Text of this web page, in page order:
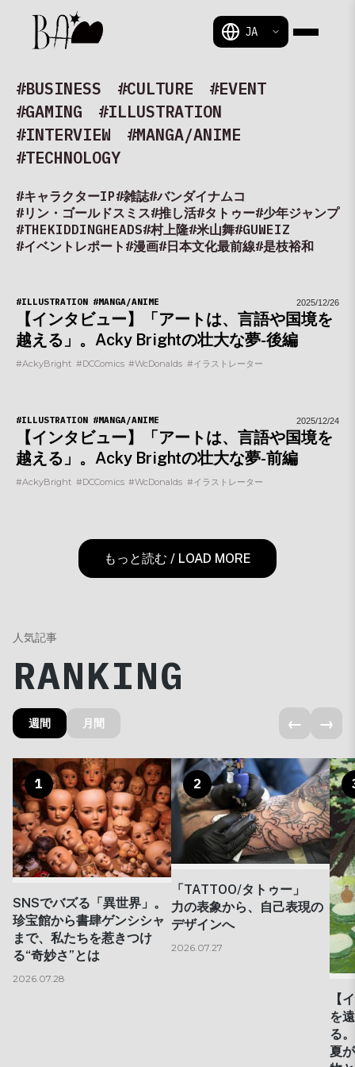
#BUSINESS #CULTURE
#EVENT
#GAMING
#ILLUSTRATION
#INTERVIEW
#MANGA/ANIME
#TECHNOLOGY
#キャラクターIP#雑誌#バンダイナムコ
#リン・ゴールドスミス#推し活#タトゥー#少年ジャンプ
#THEKIDDINGHEADS#村上隆#米山舞#GUWEIZ
#イベントレポート #漫画#日本文化最前線#是枝裕和
#ILLUSTRATION #MANGA/ANIME
【インタビュー】「アートは、言語や国境を
越える」。Acky Brightの壮大な夢-後編
#AckyBright #DCComics #WcDonalds #イラストレーター
2025/12/26
#ILLUSTRATION #MANGA/ANIME
【インタビュー】「アートは、言語や国境を
越える」。Acky Brightの壮大な夢-前編
#AckyBright #DCComics #WcDonalds #イラストレーター
2025/12/24
もっと読む / LOAD MORE
人気記事
RANKING
週間 月間 ← →
1
SNSでバズる「異世界」。
珍宝館から書肆ゲンシシャ
まで、私たちを惹きつけ
る“奇妙さ”とは
2026.07.28
2
「TATTOO/タトゥー」
力の表象から、自己表現の
デザインへ
2026.07.27
【
を
る
夏